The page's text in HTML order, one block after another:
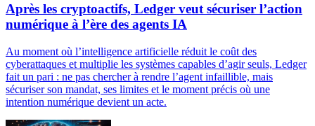
Après les cryptoactifs, Ledger veut sécuriser l’action
numérique à l’ère des agents IA
Au moment où l’intelligence artificielle réduit le coût des
cyberattaques et multiplie les systèmes capables d’agir seuls, Ledger
fait un pari : ne pas chercher à rendre l’agent infaillible, mais
sécuriser son mandat, ses limites et le moment précis où une
intention numérique devient un acte.